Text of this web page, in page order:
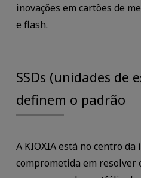
inovações em cartões de
e flash.
SSDs (unidades de
definem o padrão
A KIOXIA está no centro da
comprometida em resolver